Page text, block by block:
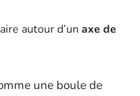
autour d’un axe de
une boule de